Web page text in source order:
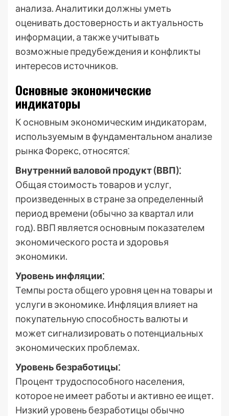
анализа. Аналитики должны уметь
оценивать достоверность и актуальность
информации, а также учитывать
возможные предубеждения и конфликты
интересов источников.
Основные экономические
индикаторы
К основным экономическим индикаторам,
используемым в фундаментальном анализе
рынка Форекс, относятся⁚
Внутренний валовой продукт (ВВП)⁚
Общая стоимость товаров и услуг,
произведенных в стране за определенный
период времени (обычно за квартал или
год). ВВП является основным показателем
экономического роста и здоровья
экономики.
Уровень инфляции⁚
Темпы роста общего уровня цен на товары и
услуги в экономике. Инфляция влияет на
покупательную способность валюты и
может сигнализировать о потенциальных
экономических проблемах.
Уровень безработицы⁚
Процент трудоспособного населения,
которое не имеет работы и активно ее ищет.
Низкий уровень безработицы обычно